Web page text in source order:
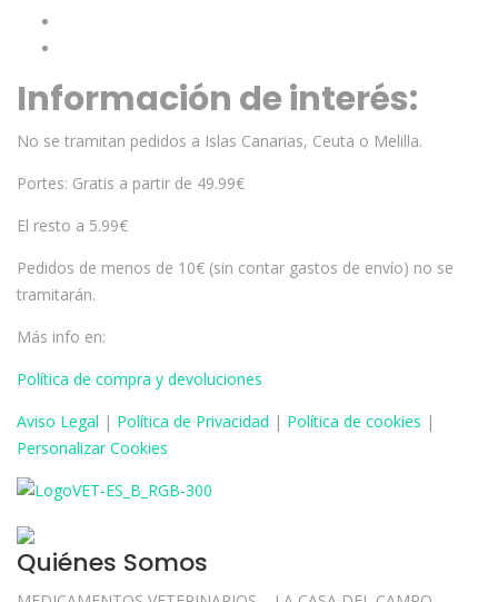
Información de interés:
No se tramitan pedidos a Islas Canarias, Ceuta o Melilla.
Portes: Gratis a partir de 49.99€
El resto a 5.99€
Pedidos de menos de 10€ (sin contar gastos de envío) no se
tramitarán.
Más info en:
Política de compra y devoluciones
Aviso Legal | Política de Privacidad | Política de cookies |
Personalizar Cookies
Quiénes Somos